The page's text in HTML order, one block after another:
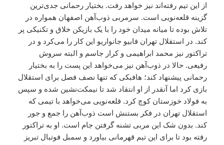
از این تیم رفته‌اند نیز خواهد رفت. بختیار رحمانی جدی‌ترین
گزینه قلعه‌نویی است. سرمربی ذوب‌آهن اصفهان همواره در
تلاش بوده تا میانه میدان خود را با یک بازیکن خلاق و تکنیکی پر
کند. در استقلال تهران فابیو جانواریو این کار را می‌کرد و در
تراکتور نیز محمد ابراهیمی و کرار جاسم و البته سروش
رفیعی. حالا در ذوب‌آهن نیز می‌خواهد این پست را به بختیار
رحمانی پیشنهاد کند؛ هافبکی که تنها نصف فصل برای استقلال
بازی کرد اما آنقدر از او انتقاد شد تا نیمکت‌نشین شده و سپس
به فولاد خوزستان کوچ کرد. قلعه‌نویی می‌خواهد با تیمی که
استقلال تهران در فکر بستنش است ذوب‌آهن را جمع و جور
کند. بدون شک این مربی تشنه گرفتن جام است. او به تراکتور
رفته بود تا برای این تیم قهرمانی بیاورد و سمبل فوتبال تبریز